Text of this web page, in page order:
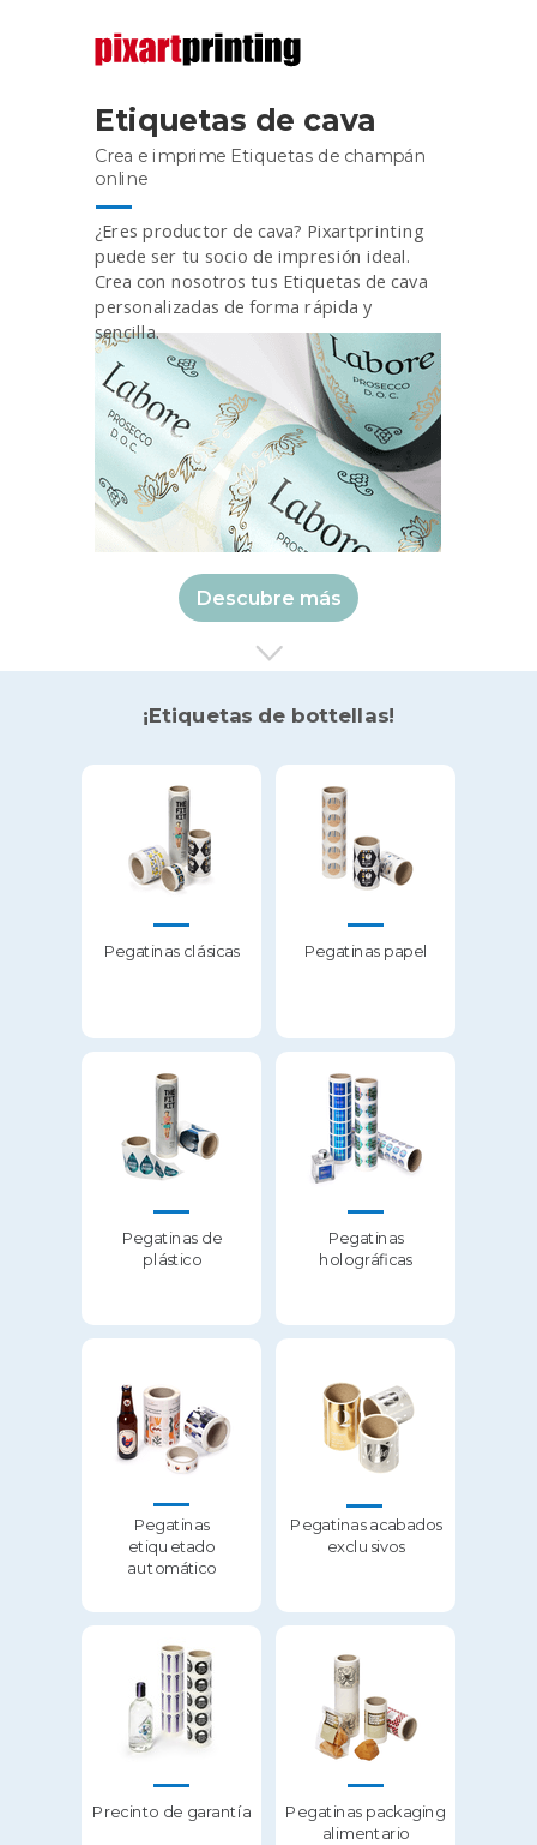
Crea e imprime Etiquetas de champán
online
¿Eres productor de cava? Pixartprinting
puede ser tu socio de impresión ideal.
Crea con nosotros tus Etiquetas de cava
personalizadas de forma rápida y
sencilla.
Descubre más
Etiquetas de cava
¡Etiquetas de bottellas!
Pegatinas clásicas
Pegatinas acabados
exclusivos
Pegatinas
etiquetado
automático
Precinto de garantía
Pegatinas papel
Pegatinas de
plástico
Pegatinas
holográficas
Pegatinas packaging
alimentario